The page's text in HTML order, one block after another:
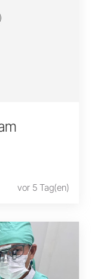
vor 5 Tag(en)